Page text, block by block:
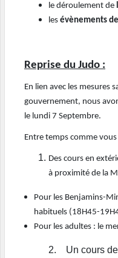
le déroulement de
les évènements
Reprise du Judo :
En lien avec les mesures
gouvernement, nous
le lundi 7 Septembre.
Entre temps comme
Des cours en
à proximité de la
Pour les Benjamins-
habituels (18H45-
Pour les adultes : le
2. Un cours